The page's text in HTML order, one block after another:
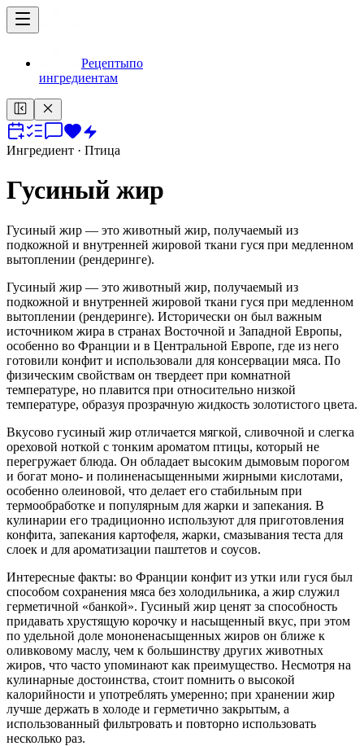
Рецептыпо
ингредиентам
Ингредиент · Птица
Гусиный жир
Гусиный жир — это животный жир, получаемый из
подкожной и внутренней жировой ткани гуся при медленном
вытоплении (рендеринге).
Гусиный жир — это животный жир, получаемый из
подкожной и внутренней жировой ткани гуся при медленном
вытоплении (рендеринге). Исторически он был важным
источником жира в странах Восточной и Западной Европы,
особенно во Франции и в Центральной Европе, где из него
готовили конфит и использовали для консервации мяса. По
физическим свойствам он твердеет при комнатной
температуре, но плавится при относительно низкой
температуре, образуя прозрачную жидкость золотистого цвета.
Вкусово гусиный жир отличается мягкой, сливочной и слегка
ореховой ноткой с тонким ароматом птицы, который не
перегружает блюда. Он обладает высоким дымовым порогом
и богат моно- и полиненасыщенными жирными кислотами,
особенно олеиновой, что делает его стабильным при
термообработке и популярным для жарки и запекания. В
кулинарии его традиционно используют для приготовления
конфита, запекания картофеля, жарки, смазывания теста для
слоек и для ароматизации паштетов и соусов.
Интересные факты: во Франции конфит из утки или гуся был
способом сохранения мяса без холодильника, а жир служил
герметичной «банкой». Гусиный жир ценят за способность
придавать хрустящую корочку и насыщенный вкус, при этом
по удельной доле мононенасыщенных жиров он ближе к
оливковому маслу, чем к большинству других животных
жиров, что часто упоминают как преимущество. Несмотря на
кулинарные достоинства, стоит помнить о высокой
калорийности и употреблять умеренно; при хранении жир
лучше держать в холоде и герметично закрытым, а
использованный фильтровать и повторно использовать
несколько раз.